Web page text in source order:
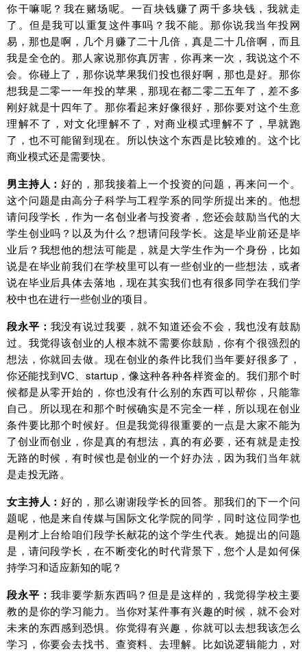
你干嘛呢？我在赌场呢。一百块钱赚了两千多块钱，我就走
了。但是我可以重复这件事吗？我不能。那你说我当年投网
易，那也是啊，几个月赚了二十几倍，真是二十几倍啊，而且
我是全仓的。那人家说那你真厉害，你再来一次，我说这个不
会。你碰上了，那你说苹果我们投也很好啊，那也是好。那你
想我是二零一一年投的苹果，那现在都二零二五年了，差不多
刚好就是十四年了。那你看起来好像很好，那你要对这个生意
理解不了，对文化理解不了，对商业模式理解不了，早就跑
了，也不可能留到现在。所以快这个东西是比较难的。这个比
商业模式还是需要快。
男主持人：好的，那我接着上一个投资的问题，再来问一个。
这个问题是由高分子科学与工程学系的同学所提出来的。他想
请问段学长，作为一名创业者与投资者，您还会鼓励当代的大
学生创业吗？以及为什么？想请问段学长。这是毕业前还是毕
业后？我想他的想法可能是，就是大学生作为一个身份，比如
说是在毕业前我们在学校里可以有一些创业的一些想法，或者
说在毕业后具体去落地，现在其实我们也有很多同学在我们学
校中也在进行一些创业的项目。
段永平： 我没有说过我要，就不知道还会不会，我也没有鼓励
过。我觉得该创业的人根本就不需要你鼓励，你有个很强烈的
想法，你就回去做。现在创业的条件比我们当年要好很多了，
你还能找到VC、startup，像这种各种各样资金的。我们那个时
候都是从零开始的，你也没有什么别的东西可以帮你，只能靠
自己。所以现在和那个时候确实是不完全一样，所以现在创业
条件要比那个时候好。但是我觉得很重要的一点是大家不能为
了创业而创业，你是真的有想法，真的有必要，还有就是走投
无路的时候，有时候也是创业的一个好办法，因为我们当年就
是走投无路。
女主持人：好的，那么谢谢段学长的回答。那我们的下一个问
题呢，他是来自传媒与国际文化学院的同学，同时这位同学也
是刚才上台给咱们段学长献花的这个学生代表。她提出的问题
是，请问段学长，在不断变化的时代背景下，您个人是如何保
持学习和适应新知的呢？
段永平： 我非要学新东西吗？但是是这样的，我觉得学校主要
教的是你的学习能力。当你对某件事有兴趣的时候，就不会对
未来的东西感到恐惧。你觉得有兴趣，你就可以去想我该怎么
学习，你要会去找书、查资料、去理解。比如说逻辑能力，对